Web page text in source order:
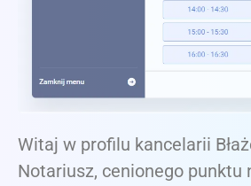
Witaj w profilu kancelarii
Notariusz, cenionego punktu